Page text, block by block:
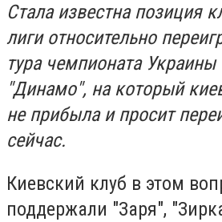
Стала известна позиция
лиги относительно
тура чемпионата
"Динамо", на который
не прибыла и просит
сейчас.
Киевский клуб в этом
поддержали "Заря",